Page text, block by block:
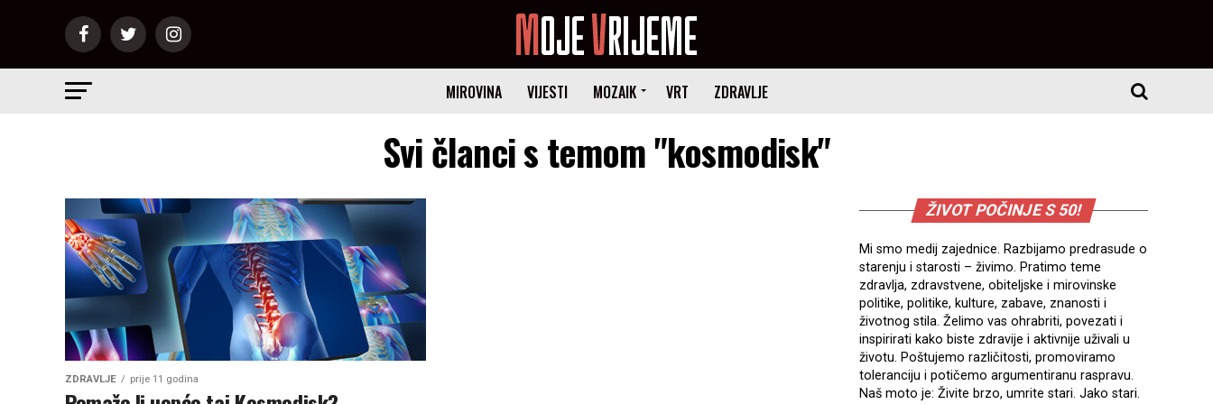
MIROVINA VIJESTI MOZAIK VRT ZDRAVLJE
Svi članci s temom "kosmodisk"
ZDRAVLJE prije 11 godina
ŽIVOT POČINJE S 50!
Mi smo medij zajednice. Razbijamo predrasude o
starenju i starosti – živimo. Pratimo teme
zdravlja, zdravstvene, obiteljske i mirovinske
politike, politike, kulture, zabave, znanosti i
životnog stila. Želimo vas ohrabriti, povezati i
inspirirati kako biste zdravije i aktivnije uživali u
životu. Poštujemo različitosti, promoviramo
toleranciju i potičemo argumentiranu raspravu.
Naš moto je: Živite brzo, umrite stari. Jako stari.